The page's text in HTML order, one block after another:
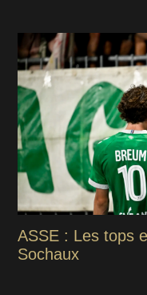
ASSE : Les tops
Sochaux